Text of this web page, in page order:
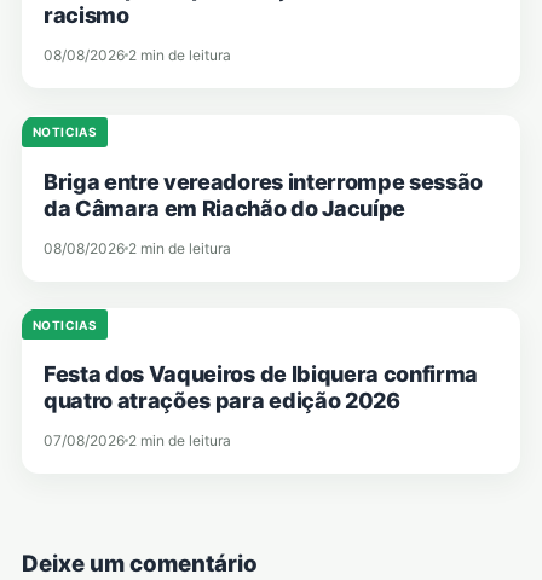
racismo
08/08/2026 2 min de leitura
NOTICIAS
Briga entre vereadores interrompe sessão
da Câmara em Riachão do Jacuípe
08/08/2026 2 min de leitura
NOTICIAS
Festa dos Vaqueiros de Ibiquera confirma
quatro atrações para edição 2026
07/08/2026 2 min de leitura
Deixe um comentário